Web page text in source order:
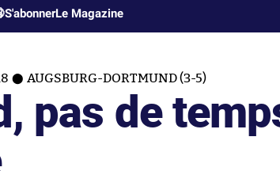
S'abonnerLe Magazine
AUGSBURG-DORTMUND (3-5)
pas de